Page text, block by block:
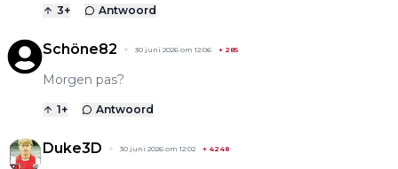
3+ Antwoord
Schöne82 30 juni 2026 om 12:06 + 285
Morgen pas?
1+ Antwoord
Duke3D 30 juni 2026 om 12:02 + 4248